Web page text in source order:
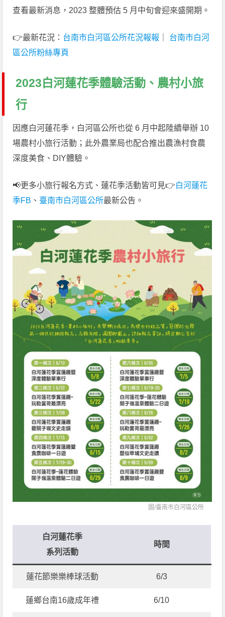
查看最新消息，2023 整體預估 5 月中旬會迎來盛開期。
👉最新花況： 台南市白河區公所花況報報
台南市白河
區公所粉絲專頁
2023白河蓮花季體驗活動、農村小旅
行
因應白河蓮花季，白河區公所也從 6 月中起陸續舉辦 10
場農村小旅行活動；此外農業局也配合推出農漁村食農
深度美食、DIY體驗。
📢更多小旅行報名方式、蓮花季活動皆可見👉白河蓮花
季FB 、 臺南市白河區公所最新公告。
圖/臺南市白河區公所
白河蓮花季
系列活動
時間
蓮花節樂樂棒球活動 6/3
蓮鄉台南16歲成年禮 6/10